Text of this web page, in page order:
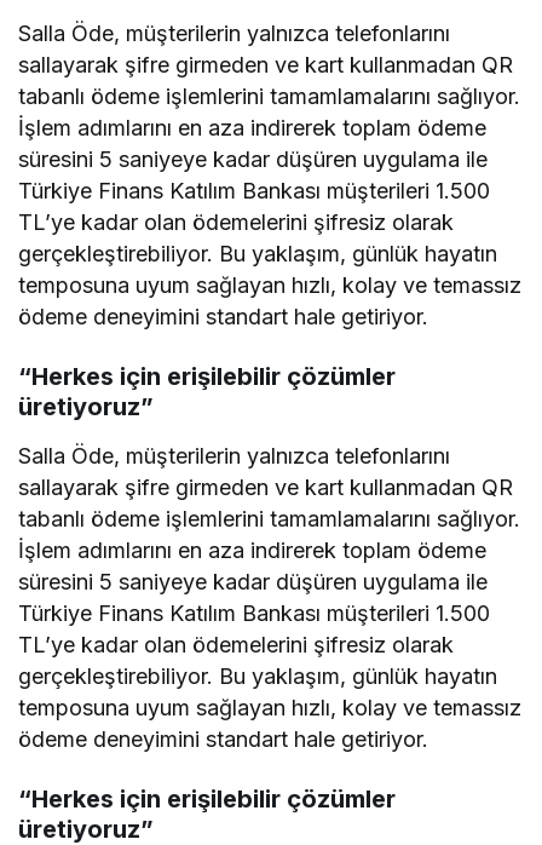
Salla Öde, müşterilerin yalnızca telefonlarını
sallayarak şifre girmeden ve kart kullanmadan QR
tabanlı ödeme işlemlerini tamamlamalarını sağlıyor.
İşlem adımlarını en aza indirerek toplam ödeme
süresini 5 saniyeye kadar düşüren uygulama ile
Türkiye Finans Katılım Bankası müşterileri 1.500
TL’ye kadar olan ödemelerini şifresiz olarak
gerçekleştirebiliyor. Bu yaklaşım, günlük hayatın
temposuna uyum sağlayan hızlı, kolay ve temassız
ödeme deneyimini standart hale getiriyor.
“Herkes için erişilebilir çözümler
üretiyoruz”
Salla Öde, müşterilerin yalnızca telefonlarını
sallayarak şifre girmeden ve kart kullanmadan QR
tabanlı ödeme işlemlerini tamamlamalarını sağlıyor.
İşlem adımlarını en aza indirerek toplam ödeme
süresini 5 saniyeye kadar düşüren uygulama ile
Türkiye Finans Katılım Bankası müşterileri 1.500
TL’ye kadar olan ödemelerini şifresiz olarak
gerçekleştirebiliyor. Bu yaklaşım, günlük hayatın
temposuna uyum sağlayan hızlı, kolay ve temassız
ödeme deneyimini standart hale getiriyor.
“Herkes için erişilebilir çözümler
üretiyoruz”